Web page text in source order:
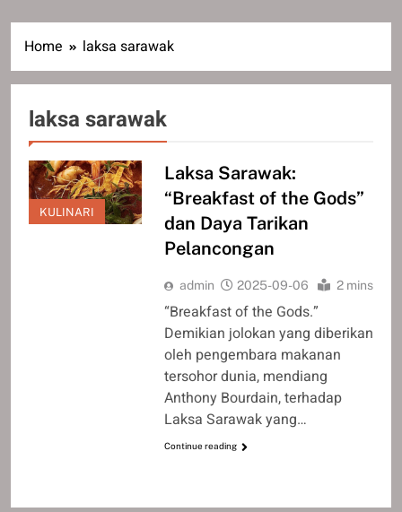
Home laksa sarawak
laksa sarawak
KULINARI
Laksa Sarawak:
“Breakfast of the Gods”
dan Daya Tarikan
Pelancongan
admin 2025-09-06 2 mins
“Breakfast of the Gods.”
Demikian jolokan yang diberikan
oleh pengembara makanan
tersohor dunia, mendiang
Anthony Bourdain, terhadap
Laksa Sarawak yang…
Continue reading